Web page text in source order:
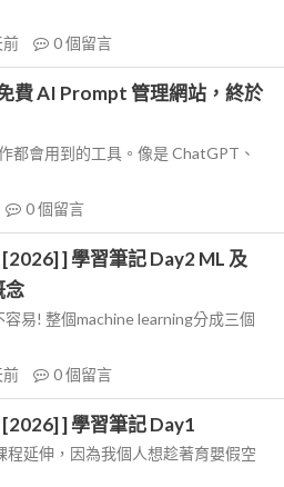
前 0個留言
費 AI Prompt 管理網站，終於
都會用到的工具。像是 ChatGPT、
0個留言
] 學習筆記 Day2 ML 及
念
易! 整個machine learning分成三個
前 0個留言
] 學習筆記 Day1
延伸，因為我個人想趁著育嬰假空